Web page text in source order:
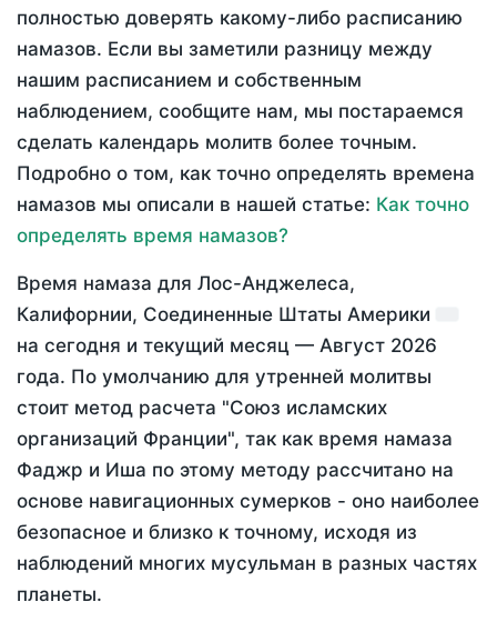
полностью доверять какому-либо расписанию
намазов. Если вы заметили разницу между
нашим расписанием и собственным
наблюдением, сообщите нам, мы постараемся
сделать календарь молитв более точным.
Подробно о том, как точно определять времена
намазов мы описали в нашей статье: Как точно
определять время намазов?
Время намаза для Лос-Анджелеса,
Калифорнии, Соединенные Штаты Америки
на сегодня и текущий месяц — Август 2026
года. По умолчанию для утренней молитвы
стоит метод расчета "Союз исламских
организаций Франции", так как время намаза
Фаджр и Иша по этому методу рассчитано на
основе навигационных сумерков - оно наиболее
безопасное и близко к точному, исходя из
наблюдений многих мусульман в разных частях
планеты.